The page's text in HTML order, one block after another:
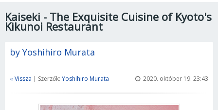
Kaiseki - The Exquisite Cuisine of Kyoto's
Kikunoi Restaurant
by Yoshihiro Murata
« Vissza | Szerzők: Yoshihiro Murata 2020. október 19. 23:43